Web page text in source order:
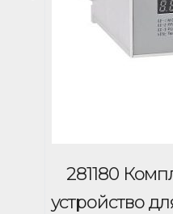
281180
устройство